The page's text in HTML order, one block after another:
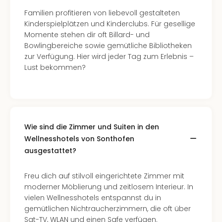
Familien profitieren von liebevoll gestalteten
Kinderspielplätzen und Kinderclubs. Für gesellige
Momente stehen dir oft Billard- und
Bowlingbereiche sowie gemütliche Bibliotheken
zur Verfügung. Hier wird jeder Tag zum Erlebnis –
Lust bekommen?
Wie sind die Zimmer und Suiten in den
Wellnesshotels von Sonthofen
ausgestattet?
Freu dich auf stilvoll eingerichtete Zimmer mit
moderner Möblierung und zeitlosem Interieur. In
vielen Wellnesshotels entspannst du in
gemütlichen Nichtraucherzimmern, die oft über
Sat-TV, WLAN und einen Safe verfügen.